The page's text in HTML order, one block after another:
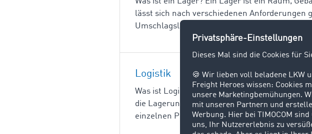
lässt sich nach verschiedenen Anforderungen
Umschlagslagern, Dauerlagern und
Logistik
Was ist Logistik? Logistik findet immer und
die Lagerung und den Umschlag. Es geht
einzelnen Prozessschritte. Etwas greifbarer